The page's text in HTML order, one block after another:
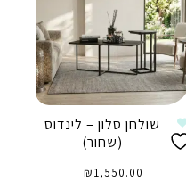
שולחן סלון – לינדוס
(שחור)
₪1,550.00